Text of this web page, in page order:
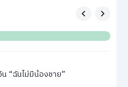
“ฉันไม่มีน้องชาย”